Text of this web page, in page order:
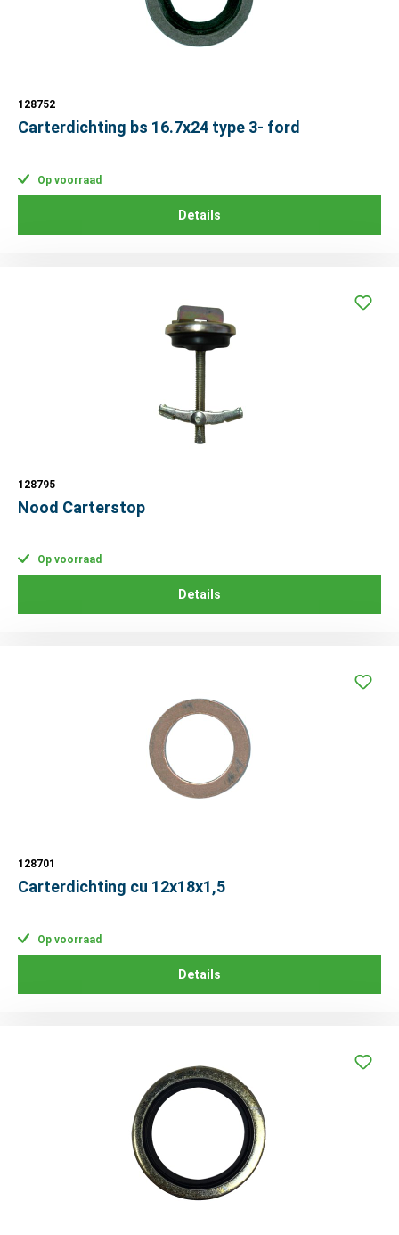
128752
Carterdichting bs 16.7x24 type 3- ford
Op voorraad
Details
128795
Nood Carterstop
Op voorraad
Details
128701
Carterdichting cu 12x18x1,5
Op voorraad
Details